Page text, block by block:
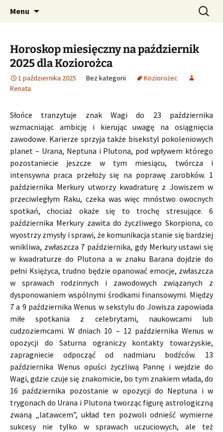
CzaroMarowy horoskop
dzienny, miesięczny i
tygodniowy
Profesjonalne przepowiednie astrologiczne
Menu Szukaj:
Horoskop miesięczny na październik
2025 dla Koziorożca
1 października 2025 Bez kategorii
Koziorożec
Renata
Słońce tranzytuje znak Wagi do 23 października
wzmacniając ambicję i kierując uwagę na osiągnięcia
zawodowe. Karierze sprzyja także bisekstyl pokoleniowych
planet – Urana, Neptuna i Plutona, pod wpływem którego
pozostaniecie jeszcze w tym miesiącu, twórcza i
intensywna praca przełoży się na poprawę zarobków. 1
października Merkury utworzy kwadraturę z Jowiszem w
przeciwległym Raku, czeka was więc mnóstwo owocnych
spotkań, chociaż okaże się to trochę stresujące. 6
października Merkury zawita do życzliwego Skorpiona, co
wyostrzy zmysły i sprawi, że komunikacja stanie się bardziej
wnikliwa, zwłaszcza 7 października, gdy Merkury ustawi się
w kwadraturze do Plutona a w znaku Barana dojdzie do
pełni Księżyca, trudno będzie opanować emocje, zwłaszcza
w sprawach rodzinnych i zawodowych związanych z
dysponowaniem wspólnymi środkami finansowymi. Między
7 a 9 października Wenus w sekstylu do Jowisza zapowiada
miłe spotkania z celebrytami, naukowcami lub
cudzoziemcami. W dniach 10 – 12 października Wenus w
opozycji do Saturna ograniczy kontakty towarzyskie,
zapragniecie odpocząć od nadmiaru bodźców. 13
października Wenus opuści życzliwą Pannę i wejdzie do
Wagi, gdzie czuje się znakomicie, bo tym znakiem włada, do
16 października pozostanie w opozycji do Neptuna i w
trygonach do Urana i Plutona tworząc figurę astrologiczną
zwaną „latawcem”, układ ten pozwoli odnieść wymierne
sukcesy nie tylko w sprawach uczuciowych, ale też